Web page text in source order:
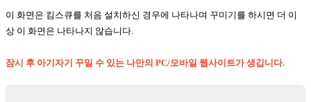
이 화면은 킴스큐를 처음 설치하신 경우에 나타나며 꾸미기를 하시면 더 이
상 이 화면은 나타나지 않습니다.
잠시 후 아기자기 꾸밀 수 있는 나만의 PC/모바일 웹사이트가 생깁니다.